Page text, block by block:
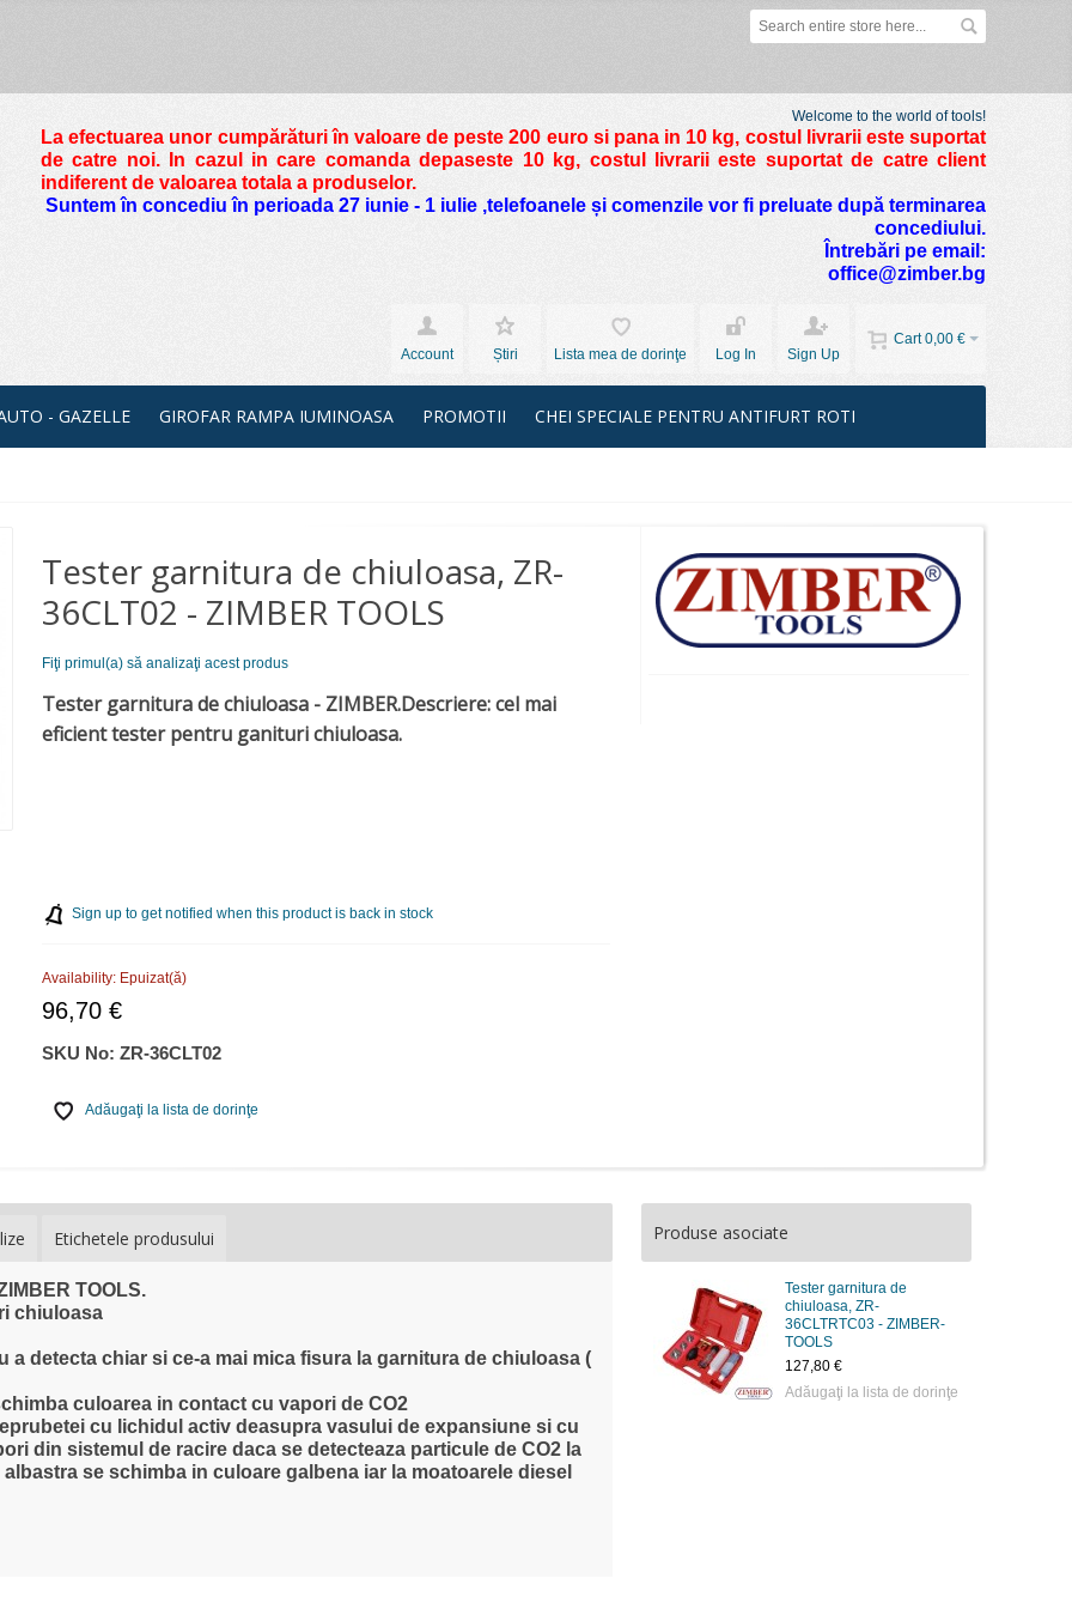
Welcome to the world of tools!
La efectuarea unor cumpărături în valoare de peste 200 euro si pana in 10 kg, costul livrarii este suportat
de catre noi. In cazul in care comanda depaseste 10 kg, costul livrarii este suportat de catre client
indiferent de valoarea totala a produselor.
Suntem în concediu în perioada 27 iunie - 1 iulie ,telefoanele și comenzile vor fi preluate după terminarea
concediului.
Întrebări pe email:
office@zimber.bg
Cart 0,00 €
Account
Știri Lista mea de dorinţe Log In Sign Up
- GAZELLE GIROFAR RAMPA IUMINOASA PROMOTII CHEI SPECIALE PENTRU ANTIFURT ROTI
Tester garnitura de chiuloasa, ZR-
36CLT02 - ZIMBER TOOLS
Fiţi primul(a) să analizaţi acest produs
Tester garnitura de chiuloasa - ZIMBER.Descriere: cel mai
eficient tester pentru ganituri chiuloasa.
Sign up to get notified when this product is back in stock
Availability: Epuizat(ă)
96,70 €
SKU No:ZR-36CLT02
Adăugaţi la lista de dorinţe
Etichetele produsului
TOOLS.
chiuloasa
detecta chiar si ce-a mai mica fisura la garnitura de chiuloasa (
culoarea in contact cu vapori de CO2
cu lichidul activ deasupra vasului de expansiune si cu
din sistemul de racire daca se detecteaza particule de CO2 la
se schimba in culoare galbena iar la moatoarele diesel
Produse asociate
Tester garnitura de
chiuloasa, ZR-
36CLTRTC03 - ZIMBER-
TOOLS
127,80 €
Adăugaţi la lista de dorinţe